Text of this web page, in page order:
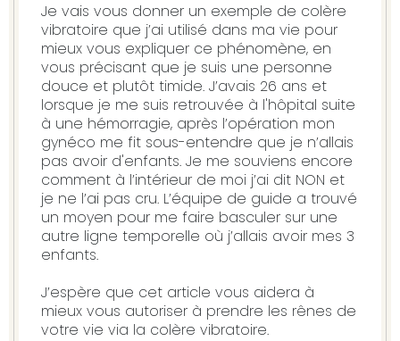
Je vais vous donner un exemple de colère
vibratoire que j’ai utilisé dans ma vie pour
mieux vous expliquer ce phénomène, en
vous précisant que je suis une personne
douce et plutôt timide. J’avais 26 ans et
lorsque je me suis retrouvée à l'hôpital suite
à une hémorragie, après l’opération mon
gynéco me fit sous-entendre que je n’allais
pas avoir d'enfants. Je me souviens encore
comment à l’intérieur de moi j’ai dit NON et
je ne l’ai pas cru. L’équipe de guide a trouvé
un moyen pour me faire basculer sur une
autre ligne temporelle où j’allais avoir mes 3
enfants.
J’espère que cet article vous aidera à
mieux vous autoriser à prendre les rênes de
votre vie via la colère vibratoire.